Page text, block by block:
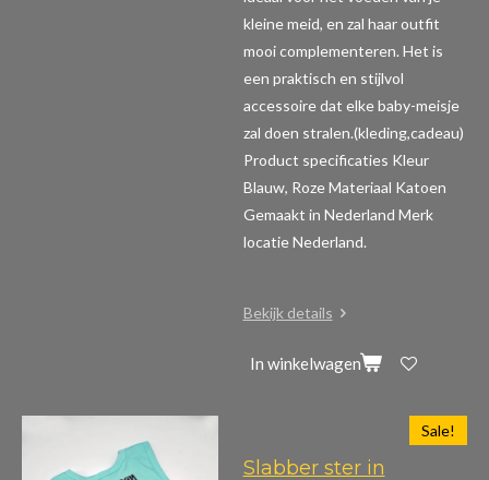
kleine meid, en zal haar outfit
mooi complementeren. Het is
een praktisch en stijlvol
accessoire dat elke baby-meisje
zal doen stralen.(kleding,cadeau)
Product specificaties Kleur
Blauw, Roze Materiaal Katoen
Gemaakt in Nederland Merk
locatie Nederland.
Bekijk details
In winkelwagen
Sale!
Slabber ster in